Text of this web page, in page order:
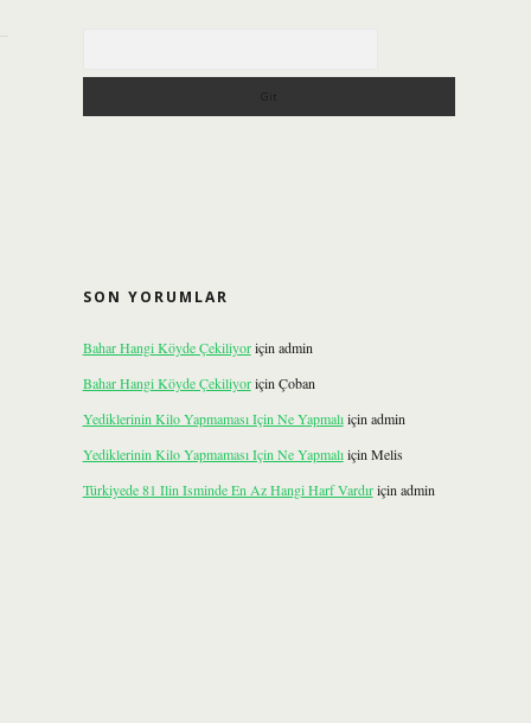
SON YORUMLAR
Bahar Hangi Köyde Çekiliyoriçin admin
Bahar Hangi Köyde Çekiliyoriçin Çoban
Yediklerinin Kilo Yapmaması Için Ne Yapmalıiçin admin
Yediklerinin Kilo Yapmaması Için Ne Yapmalıiçin Melis
Türkiyede 81 Ilin Isminde En Az Hangi Harf Vardıriçin admin